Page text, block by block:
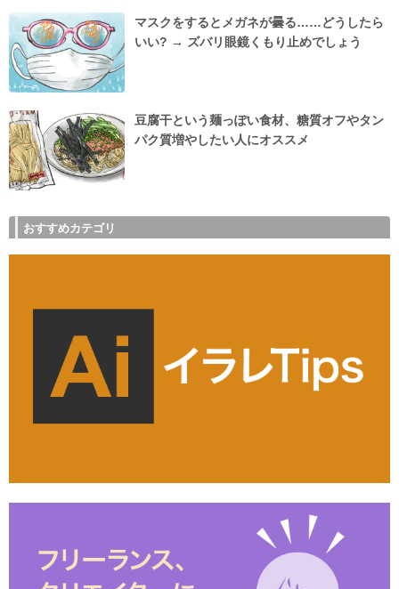
マスクをするとメガネが曇る……どうしたら
いい? → ズバリ眼鏡くもり止めでしょう
豆腐干という麺っぽい食材、糖質オフやタン
パク質増やしたい人にオススメ
おすすめカテゴリ